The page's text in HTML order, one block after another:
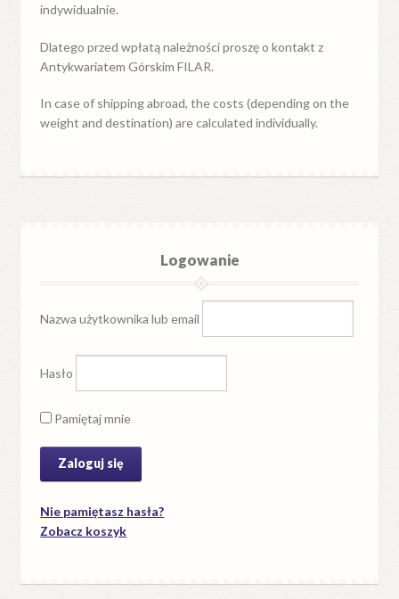
indywidualnie.
Dlatego przed wpłatą należności proszę o kontakt z
Antykwariatem Górskim FILAR.
In case of shipping abroad, the costs (depending on the
weight and destination) are calculated individually.
Logowanie
Nazwa użytkownika lub email
Hasło
Pamiętaj mnie
Nie pamiętasz hasła?
Zobacz koszyk